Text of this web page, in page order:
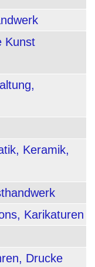
Kunst
Keramik,
Karikaturen
Drucke